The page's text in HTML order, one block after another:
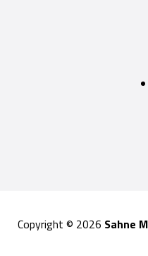
Copyright © 2026 Sahne